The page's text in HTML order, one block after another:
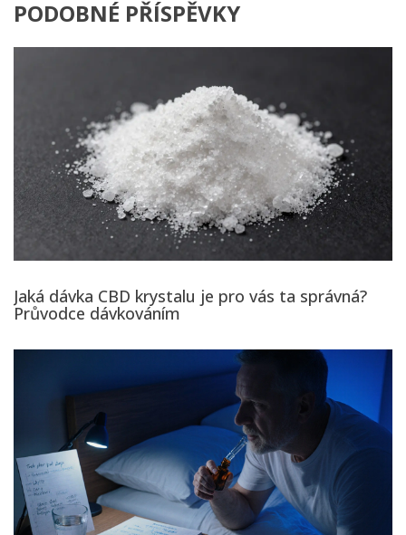
PODOBNÉ PŘÍSPĚVKY
Jaká dávka CBD krystalu je pro vás ta správná?
Průvodce dávkováním